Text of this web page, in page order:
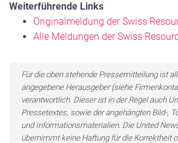
Weiterführende Links
Originalmeldung der Swiss
Alle Meldungen der Swiss
Für die oben stehende Pressemitteilung ist
angegebene Herausgeber (siehe
verantwortlich. Dieser ist in der Regel auch
Pressetextes, sowie der angehängten Bild-,
und Informationsmaterialien. Die United
übernimmt keine Haftung für die Korrektheit